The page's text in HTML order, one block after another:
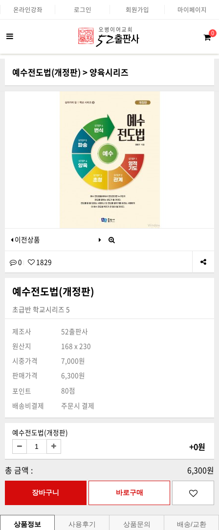
온라인강좌 로그인 회원가입 마이페이지
0
예수전도법(개정판) > 양육시리즈
이전상품
0 1829
예수전도법(개정판)
초급반 학교시리즈 5
제조사
52출판사
원산지
168 x 230
시중가격
7,000원
판매가격
6,300원
포인트
80점
배송비결제
주문시 결제
예수전도법(개정판)
+0원
총 금액 : 6,300원
상품정보 사용후기 상품문의 배송/교환